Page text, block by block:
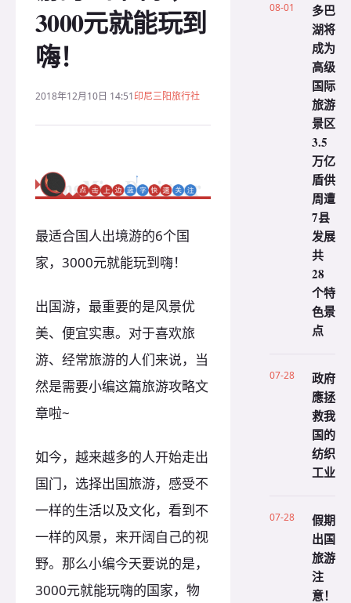
3000元就能玩到
嗨！
2018年12月10日 14:51印尼三阳旅行社
最适合国人出境游的6个国
家，3000元就能玩到嗨！
出国游，最重要的是风景优
美、便宜实惠。对于喜欢旅
游、经常旅游的人们来说，当
然是需要小编这篇旅游攻略文
章啦~
如今，越来越多的人开始走出
国门，选择出国旅游，感受不
一样的生活以及文化，看到不
一样的风景，来开阔自己的视
野。那么小编今天要说的是，
3000元就能玩嗨的国家，物
08-01
多巴
湖将
成为
高级
国际
旅游
景区
3.5
万亿
盾供
周遭
7县
发展
共
28
个特
色景
点
07-28
政府
應拯
救我
国的
纺织
工业
07-28
假期
出国
旅游
注
意！